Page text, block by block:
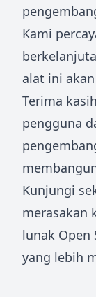
Kami
alat ini
Terima
pengguna
Kunjungi
merasakan
lunak Open
yang lebih